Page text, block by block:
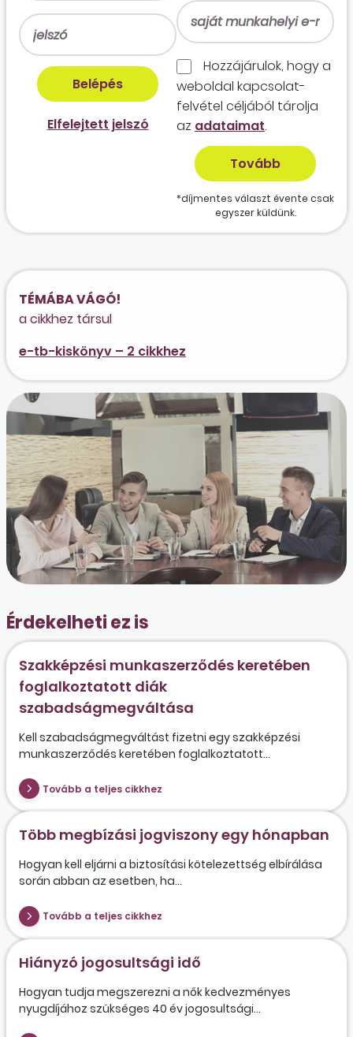
Elfelejtett jelszó
Hozzájárulok, hogy a
weboldal kapcso­lat­
felvétel céljából tárolja
az adataimat.
*díjmentes választ évente csak
egyszer küldünk.
TÉMÁBA VÁGÓ!
a cikkhez társul
e-tb-kiskönyv – 2 cikkhez
Érdekelheti ez is
Szakképzési munkaszerződés keretében
foglalkoztatott diák
szabadságmegváltása
Kell szabadságmegváltást fizetni egy szakképzési
munkaszerződés keretében foglalkoztatott...
Tovább a teljes cikkhez
Több megbízási jogviszony egy hónapban
Hogyan kell eljárni a biztosítási kötelezettség elbírálása
során abban az esetben, ha...
Tovább a teljes cikkhez
Hiányzó jogosultsági idő
Hogyan tudja megszerezni a nők kedvezményes
nyugdíjához szükséges 40 év jogosultsági...